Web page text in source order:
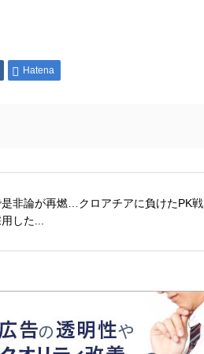
Hatena
非論が再燃…クロアチアに負けたPK戦
した...